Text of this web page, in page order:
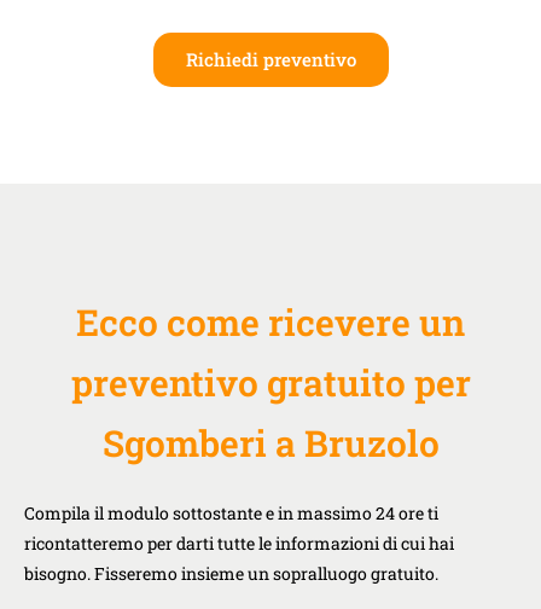
Richiedi preventivo
Ecco come ricevere un
preventivo gratuito per
Sgomberi a Bruzolo
Compila il modulo sottostante e in massimo 24 ore ti
ricontatteremo per darti tutte le informazioni di cui hai
bisogno. Fisseremo insieme un sopralluogo gratuito.